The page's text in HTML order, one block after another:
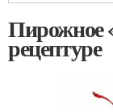
Пирожное
рецептуре